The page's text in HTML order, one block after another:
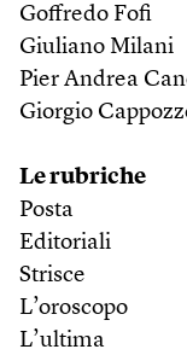
Goffredo Fofi
Giuliano Milani
Pier Andrea
Giorgio
Le rubriche
Posta
Editoriali
Strisce
L’oroscopo
L’ultima